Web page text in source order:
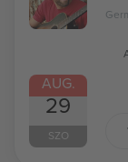
AUG.
29
SZO